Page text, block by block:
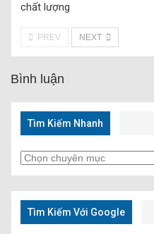
chất lượng
PREV NEXT
Bình luận
Tìm Kiếm Nhanh
Tìm
Kiếm
Nhanh
Tìm Kiếm Với Google